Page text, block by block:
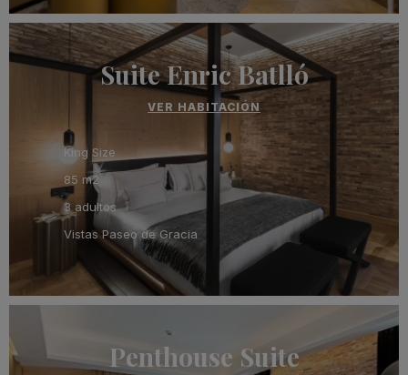
Suite Enric Batlló
VER HABITACIÓN
King Size
85 m2
3 adultos
Vistas Paseo de Gracia
Penthouse Suite